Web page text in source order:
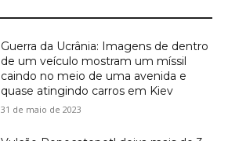
Guerra da Ucrânia: Imagens de dentro
de um veículo mostram um míssil
caindo no meio de uma avenida e
quase atingindo carros em Kiev
31 de maio de 2023